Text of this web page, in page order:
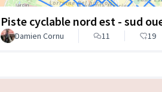
Piste cyclable nord est - sud
Damien Cornu 11 19